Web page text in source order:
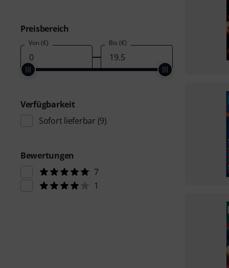
Preisbereich
Von (€) Bis (€)
Verfügbarkeit
Sofort lieferbar (9)
Bewertungen
7
1